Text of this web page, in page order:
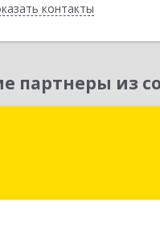
контакты
Назад
партнеры из
г, Дмитровское ш,